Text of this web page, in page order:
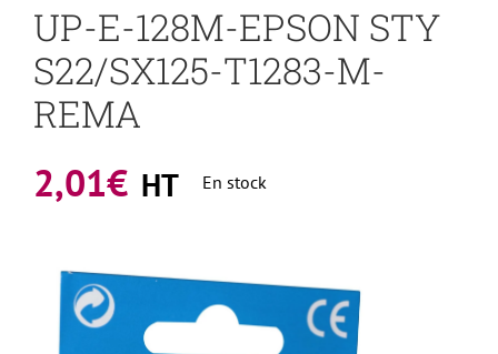
UP-E-128M-EPSON STY
S22/SX125-T1283-M-
REMA
2,01€ HT En stock